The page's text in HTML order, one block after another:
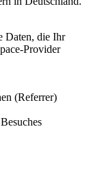
Daten, die Ihr
Provider
(Referrer)